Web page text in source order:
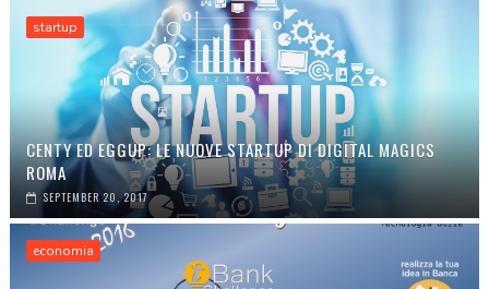
startup
CENTY ED EGGUP: LE NUOVE STARTUP DI DIGITAL MAGICS
ROMA
SEPTEMBER 20, 2017
economia